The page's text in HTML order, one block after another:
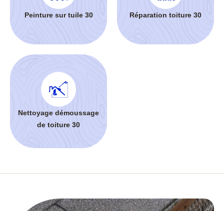
Peinture sur tuile 30 Réparation toiture 30
Nettoyage démoussage
de toiture 30